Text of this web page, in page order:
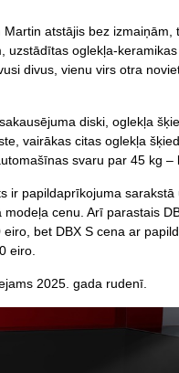
atstājis bez izmaiņām,
uzstādītas oglekļa-keramikas
divus, vienu virs otra
diski, oglekļa
vairākas citas oglekļa
svaru par 45 kg –
ir papildaprīkojuma sarakstā
cenu. Arī parastais
bet DBX S cena ar
eiro.
2025. gada rudenī.